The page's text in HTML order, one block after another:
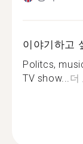
이야기하고
Politcs,
TV show...더